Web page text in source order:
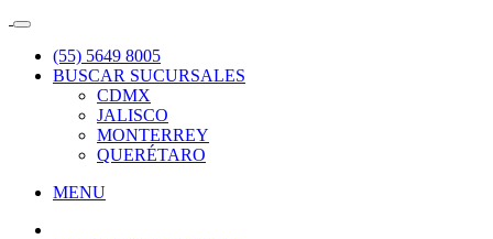
(55) 5649 8005
BUSCAR SUCURSALES
CDMX
JALISCO
MONTERREY
QUERÉTARO
MENU